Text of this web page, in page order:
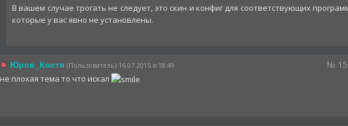
В вашем случае трогать не следует, это скин и конфиг для соответствующих
которые у вас явно не установлены.
Юров_Костя (Пользователь) 16.07.2015 в 18:49 № 15
не плохая тема то что искал